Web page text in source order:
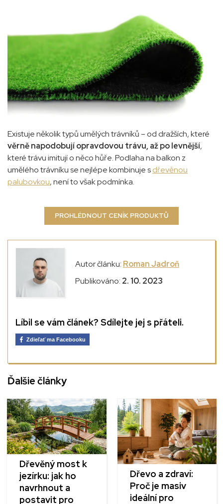
Existuje několik typů umělých trávníků – od dražších, které
věrně napodobují opravdovou trávu, až po levnější,
které trávu imitují o něco hůře. Podlaha na balkon z
umělého trávníku se nejlépe kombinuje sdřevěnou
palubovkou, není to však podmínka.
PROHLÉDNOUT CENÍK PRODUKTŮ
Autor článku: Roman Jadroň
Publikováno: 2. 10. 2023
Líbil se vám článek? Sdílejte jej s přáteli.
Zdieľať ma Facebooku
Ďalšie články
Dřevěný most k
jezírku: jak ho
navrhnout a
postavit pro
Dřevo a zdraví:
Proč je masiv
ideální pro